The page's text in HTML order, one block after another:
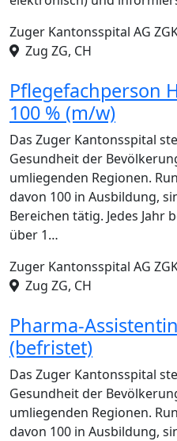
Zuger Kantonsspital AG
Zug ZG, CH
Pflegefachperson
100 % (m/w)
Das Zuger Kantonsspital
Gesundheit der
umliegenden Regionen.
davon 100 in Ausbildung,
Bereichen tätig. Jedes
über 1…
Zuger Kantonsspital AG
Zug ZG, CH
Pharma-
(befristet)
Das Zuger Kantonsspital
Gesundheit der
umliegenden Regionen.
davon 100 in Ausbildung,